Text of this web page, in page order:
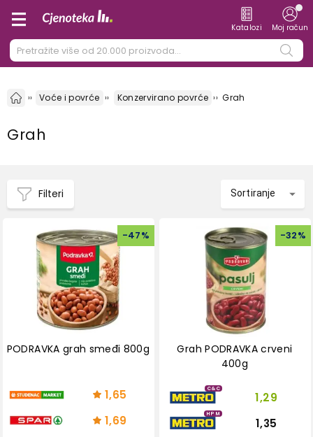
Katalozi Moj račun
Voće i povrće Konzervirano povrće Grah
Grah
Filteri Sortiranje
-47%
PODRAVKA grah smeđi 800g
1,65
1,69
-32%
Grah PODRAVKA crveni
400g
C&C
1,29
HPM
1,35